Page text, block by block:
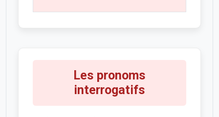
Les pronoms
interrogatifs